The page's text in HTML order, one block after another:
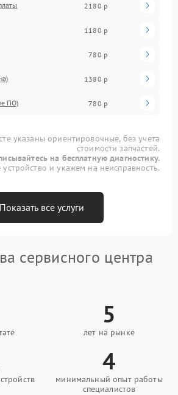
2180 р
1180 р
780 р
1380 р
ПО) 780 р
указаны ориентировочные, без учета
стоимости запчастей.
на бесплатную диагностику.
и укажем на неисправность.
Показать все услуги
сервисного центра
5
лет на рынке
4
минимальный опыт работы
специалистов